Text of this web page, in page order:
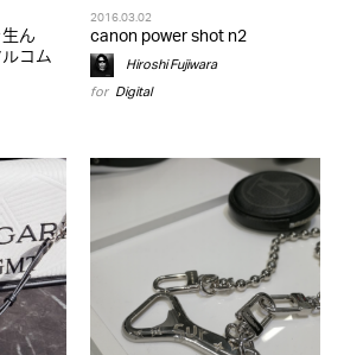
ん
コム
2016.03.02
canon power shot n2
Hiroshi Fujiwara
for Digital